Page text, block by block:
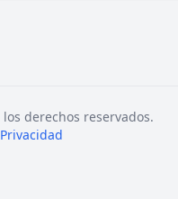
derechos reservados.